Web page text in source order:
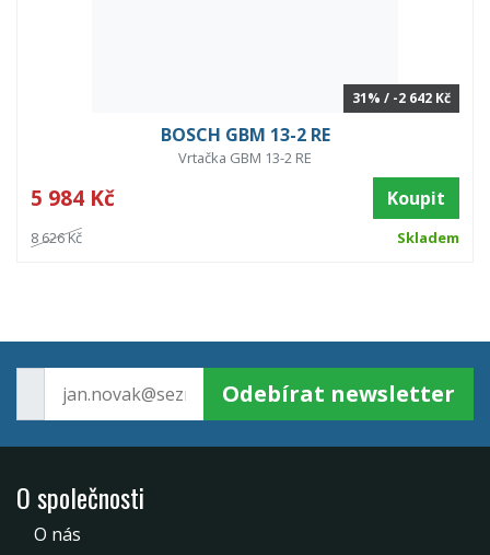
31% / -2 642 Kč
BOSCH GBM 13-2 RE
Vrtačka GBM 13-2 RE
5 984 Kč Koupit
8 626 Kč Skladem
Odebírat newsletter
O společnosti
O nás